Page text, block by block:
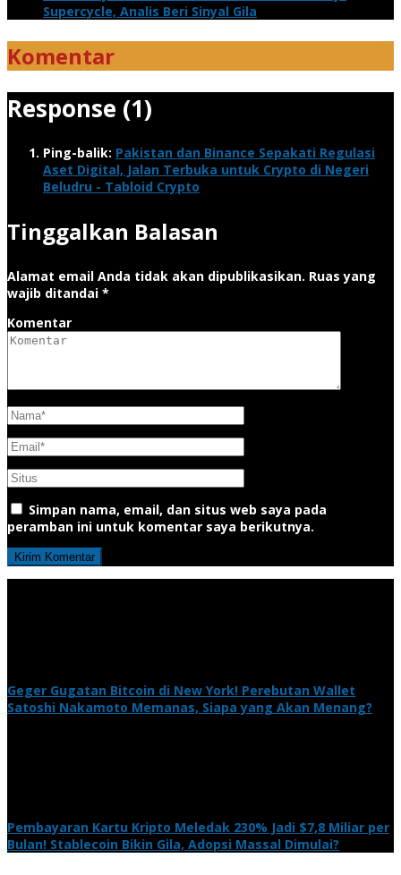
Supercycle, Analis Beri Sinyal Gila
Komentar
Response (1)
Ping-balik: Pakistan dan Binance Sepakati Regulasi
Aset Digital, Jalan Terbuka untuk Crypto di Negeri
Beludru - Tabloid Crypto
Tinggalkan Balasan
Alamat email Anda tidak akan dipublikasikan. Ruas yang
wajib ditandai *
Komentar
Simpan nama, email, dan situs web saya pada
peramban ini untuk komentar saya berikutnya.
Geger Gugatan Bitcoin di New York! Perebutan Wallet
Satoshi Nakamoto Memanas, Siapa yang Akan Menang?
Pembayaran Kartu Kripto Meledak 230% Jadi $7,8 Miliar per
Bulan! Stablecoin Bikin Gila, Adopsi Massal Dimulai?